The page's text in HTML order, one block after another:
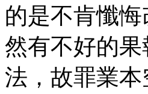
的是不肯懺
然有不好的
法，故罪業